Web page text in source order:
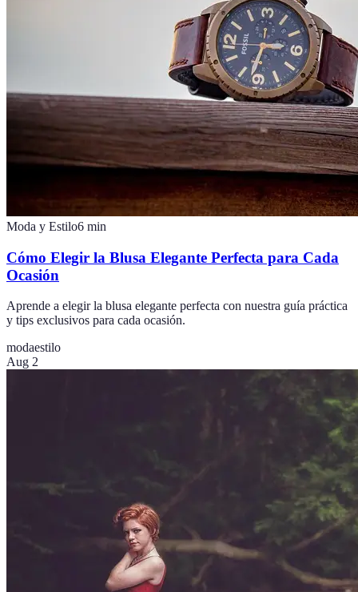
Moda y Estilo6 min
Cómo Elegir la Blusa Elegante Perfecta para Cada
Ocasión
Aprende a elegir la blusa elegante perfecta con nuestra guía práctica
y tips exclusivos para cada ocasión.
modaestilo
Aug 2